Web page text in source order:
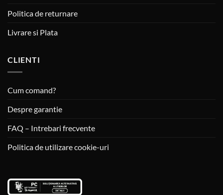
Politica de returnare
Livrare si Plata
CLIENTI
Cum comand?
Despre garantie
FAQ – Intrebari frecvente
Politica de utilizare cookie-uri